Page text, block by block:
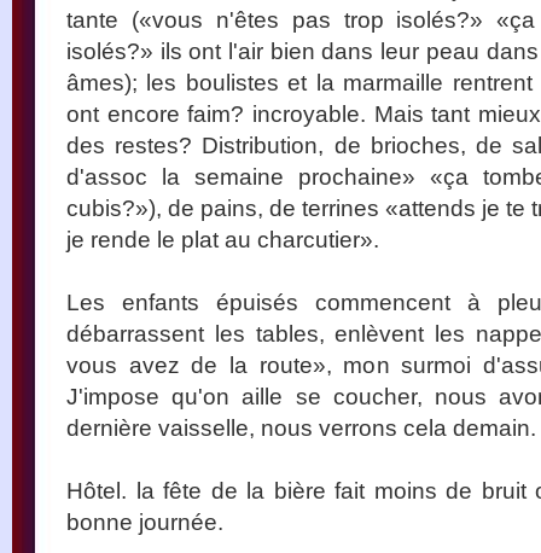
tante («vous n'êtes pas trop isolés?»
isolés?» ils ont l'air bien dans leur peau
âmes); les boulistes et la marmaille
ont encore faim? incroyable. Mais tant
des restes? Distribution, de brioches, de
d'assoc la semaine prochaine» «ça
cubis?»), de pains, de terrines «attends je te
je rende le plat au charcutier».
Les enfants épuisés commencent à
débarrassent les tables, enlèvent les
vous avez de la route», mon surmoi
J'impose qu'on aille se coucher, nous
dernière vaisselle, nous verrons cela demain.
Hôtel. la fête de la bière fait moins de
bonne journée.